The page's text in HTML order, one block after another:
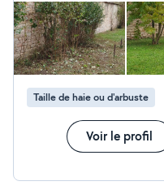
Taille de haie ou d'arbuste
Voir le profil